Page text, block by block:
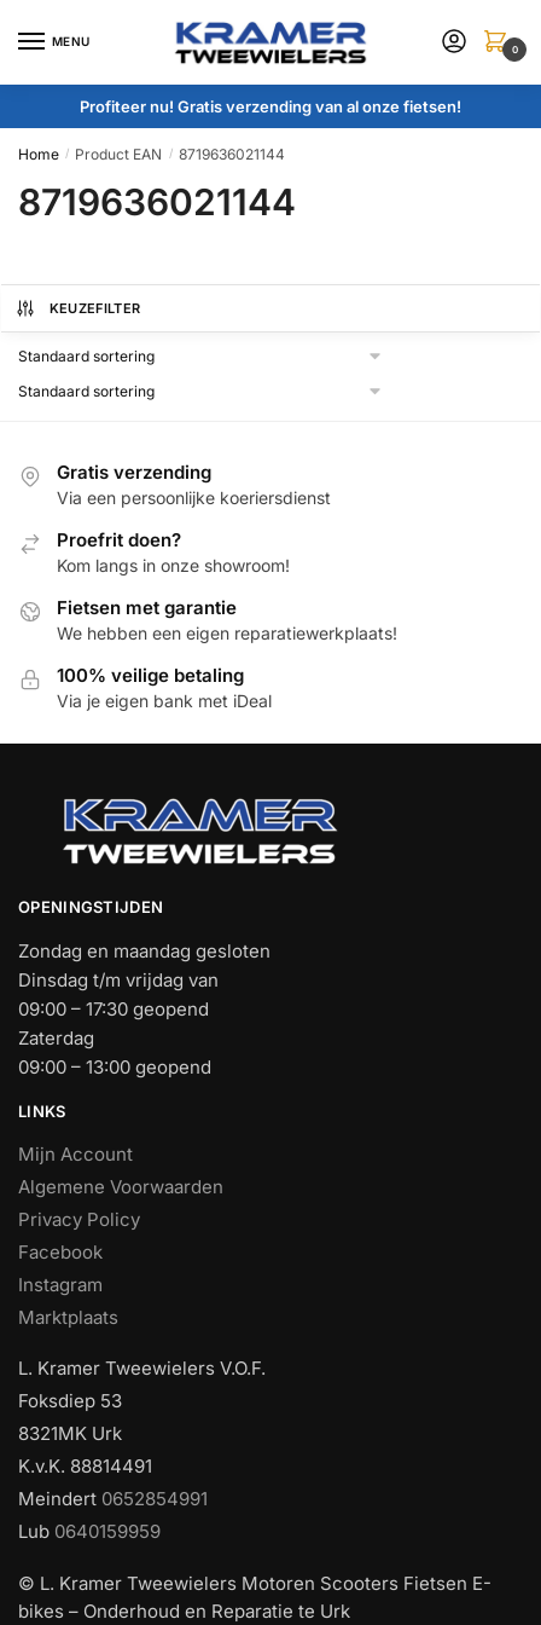
MENU
0
Profiteer nu! Gratis verzending van al onze fietsen!
Home / Product EAN / 8719636021144
8719636021144
KEUZEFILTER
Gratis verzending
Via een persoonlijke koeriersdienst
Proefrit doen?
Kom langs in onze showroom!
Fietsen met garantie
We hebben een eigen reparatiewerkplaats!
100% veilige betaling
Via je eigen bank met iDeal
OPENINGSTIJDEN
Zondag en maandag gesloten
Dinsdag t/m vrijdag van
09:00 – 17:30 geopend
Zaterdag
09:00 – 13:00 geopend
LINKS
Mijn Account
Algemene Voorwaarden
Privacy Policy
Facebook
Instagram
Marktplaats
L. Kramer Tweewielers V.O.F.
Foksdiep 53
8321MK Urk
K.v.K. 88814491
Meindert 0652854991
Lub 0640159959
© L. Kramer Tweewielers Motoren Scooters Fietsen E-
bikes – Onderhoud en Reparatie te Urk